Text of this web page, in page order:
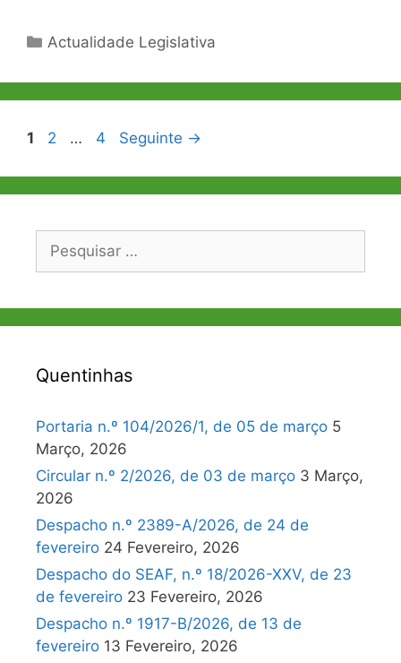
Categorias
Actualidade Legislativa
Navegação
artigos
Página
1 Página
2 … Página
4 Seguinte →
Pesquisar
Quentinhas
Portaria n.º 104/2026/1, de 05 de março 5
Março, 2026
Circular n.º 2/2026, de 03 de março 3 Março,
2026
Despacho n.º 2389-A/2026, de 24 de
fevereiro 24 Fevereiro, 2026
Despacho do SEAF, n.º 18/2026-XXV, de 23
de fevereiro 23 Fevereiro, 2026
Despacho n.º 1917-B/2026, de 13 de
fevereiro 13 Fevereiro, 2026